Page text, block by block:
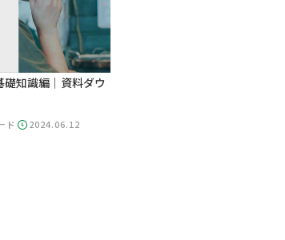
礎知識編｜資料ダウ
ド 2024.06.12